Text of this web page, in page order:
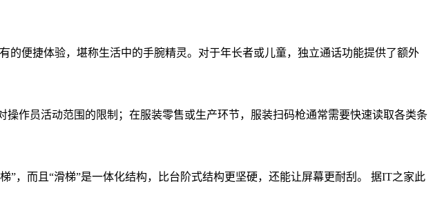
的便捷体验，堪称生活中的手腕精灵。对于年长者或儿童，独立通话功能提供了额外
作员活动范围的限制；在服装零售或生产环节，服装扫码枪通常需要快速读取各类条
”，而且“滑梯”是一体化结构，比台阶式结构更坚硬，还能让屏幕更耐刮。 据IT之家此